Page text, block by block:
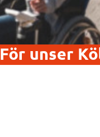
unser